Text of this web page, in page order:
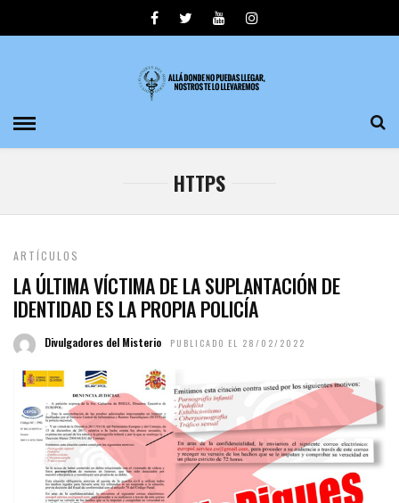
HTTPS
ARTÍCULOS
LA ÚLTIMA VÍCTIMA DE LA SUPLANTACIÓN DE
IDENTIDAD ES LA PROPIA POLICÍA
Divulgadores del Misterio PUBLICADO EL 28/02/2022